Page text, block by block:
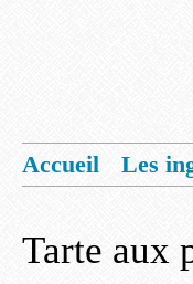
Accueil
Les
Tarte aux